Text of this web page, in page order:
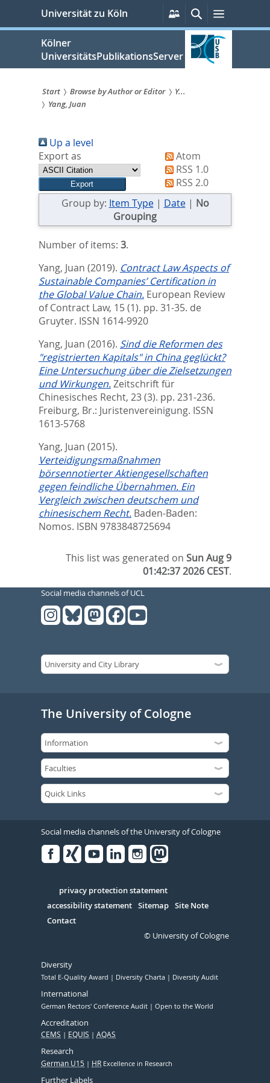
springen
Universität zu Köln
Persönliche
Services
SucheMenü
Kölner
UniversitätsPublikationsServer
Sie
sind
hier:
Start Browse by Author or Editor
Y...
Yang, Juan
Up a level
Export as
Atom
RSS 1.0
RSS 2.0
Group by: Item Type| Date| No
Grouping
Number of items: 3.
Yang, Juan (2019). Contract Law Aspects of
Sustainable Companies’ Certification in
the Global Value Chain. European Review
of Contract Law, 15 (1). pp. 31-35. de
Gruyter. ISSN 1614-9920
Yang, Juan (2016). Sind die Reformen des
"registrierten Kapitals" in China geglückt?
Eine Untersuchung über die Zielsetzungen
und Wirkungen.Zeitschrift für
Chinesisches Recht, 23 (3). pp. 231-236.
Freiburg, Br.: Juristenvereinigung. ISSN
1613-5768
Yang, Juan (2015).
Verteidigungsmaßnahmen
börsennotierter Aktiengesellschaften
gegen feindliche Übernahmen. Ein
Vergleich zwischen deutschem und
chinesischem Recht. Baden-Baden:
Nomos. ISBN 9783848725694
This list was generated onSun Aug 9
01:42:37 2026 CEST.
Social media channels of UCL
The University of Cologne
Social media channels of the University of Cologne
Serivce
privacy protection statement
accessibility statement Sitemap Site Note
Contact
© University of Cologne
Diversity
Total E-Quality Award Diversity Charta Diversity Audit
International
German Rectors' Conference Audit Open to the World
Accreditation
CEMS EQUIS AQAS
Research
German U15 HR Excellence in Research
Further Labels